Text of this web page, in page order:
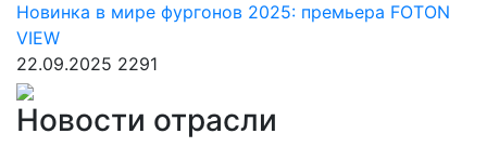
Новинка в мире фургонов 2025: премьера FOTON
VIEW
22.09.2025 2291
Новости отрасли